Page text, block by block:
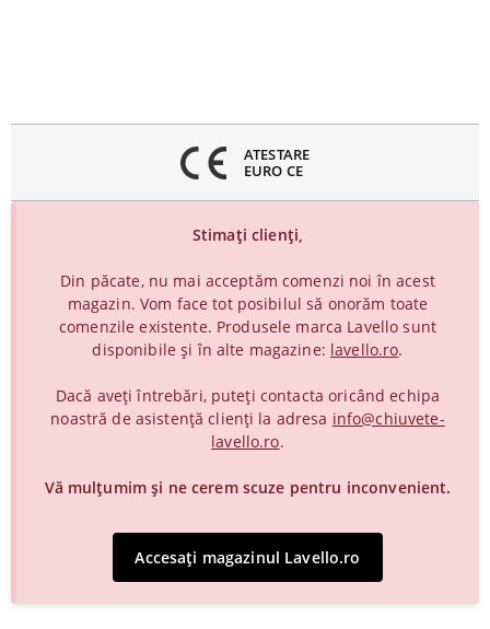
ATESTARE
EURO CE
Stimați clienți,
Din păcate, nu mai acceptăm comenzi noi în acest
magazin. Vom face tot posibilul să onorăm toate
comenzile existente. Produsele marca Lavello sunt
disponibile și în alte magazine: lavello.ro.
Dacă aveți întrebări, puteți contacta oricând echipa
noastră de asistență clienți la adresa info@chiuvete-
lavello.ro.
Vă mulțumim și ne cerem scuze pentru inconvenient.
Accesați magazinul Lavello.ro